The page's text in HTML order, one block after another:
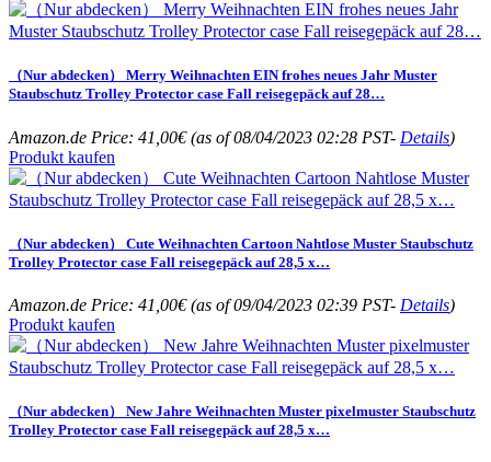
（Nur abdecken） Merry Weihnachten EIN frohes neues Jahr Muster
Staubschutz Trolley Protector case Fall reisegepäck auf 28…
Amazon.de Price: 41,00€(as of 08/04/2023 02:28 PST- Details)
Produkt kaufen
（Nur abdecken） Cute Weihnachten Cartoon Nahtlose Muster Staubschutz
Trolley Protector case Fall reisegepäck auf 28,5 x…
Amazon.de Price: 41,00€(as of 09/04/2023 02:39 PST- Details)
Produkt kaufen
（Nur abdecken） New Jahre Weihnachten Muster pixelmuster Staubschutz
Trolley Protector case Fall reisegepäck auf 28,5 x…